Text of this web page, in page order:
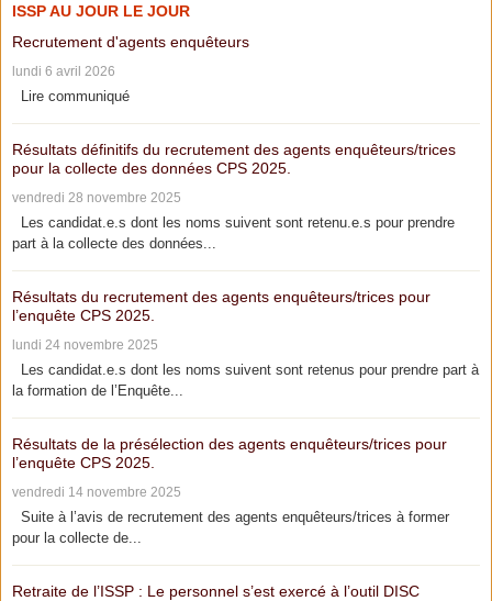
ISSP AU JOUR LE JOUR
Recrutement d'agents enquêteurs
lundi 6 avril 2026
Lire communiqué
Résultats définitifs du recrutement des agents enquêteurs/trices
pour la collecte des données CPS 2025.
vendredi 28 novembre 2025
Les candidat.e.s dont les noms suivent sont retenu.e.s pour prendre
part à la collecte des données...
Résultats du recrutement des agents enquêteurs/trices pour
l’enquête CPS 2025.
lundi 24 novembre 2025
Les candidat.e.s dont les noms suivent sont retenus pour prendre part à
la formation de l’Enquête...
Résultats de la présélection des agents enquêteurs/trices pour
l’enquête CPS 2025.
vendredi 14 novembre 2025
Suite à l’avis de recrutement des agents enquêteurs/trices à former
pour la collecte de...
Retraite de l’ISSP : Le personnel s’est exercé à l’outil DISC